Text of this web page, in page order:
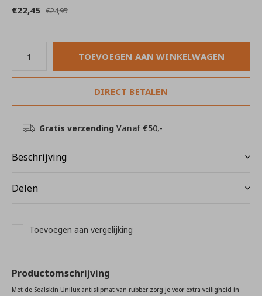
€22,45 €24,95
TOEVOEGEN AAN WINKELWAGEN
DIRECT BETALEN
Gratis verzending Vanaf €50,-
Beschrijving
Delen
Toevoegen aan vergelijking
Productomschrijving
Met de Sealskin Unilux antislipmat van rubber zorg je voor extra veiligheid in